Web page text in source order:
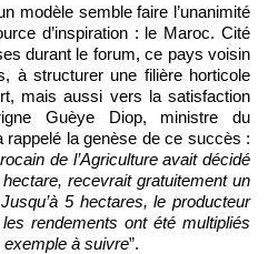
modèle semble faire l’unanimité
d’inspiration : le Maroc. Cité
durant le forum, ce pays voisin
à structurer une filière horticole
mais aussi vers la satisfaction
Guèye Diop, ministre du
rappelé la genèse de ce succès :
de l’Agriculture avait décidé
recevrait gratuitement un
5 hectares, le producteur
rendements ont été multipliés
exemple à suivre”.